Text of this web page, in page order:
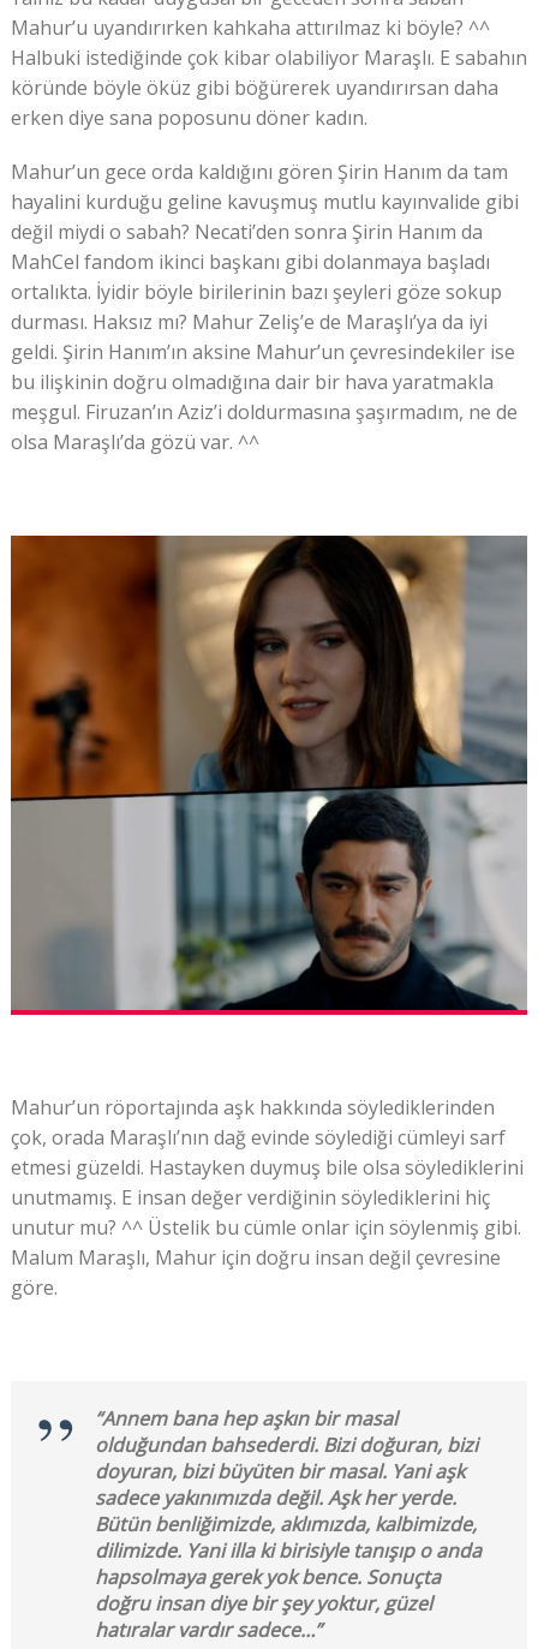
Mahur’u uyandırırken kahkaha attırılmaz ki böyle? ^^
Halbuki istediğinde çok kibar olabiliyor Maraşlı. E sabahın
köründe böyle öküz gibi böğürerek uyandırırsan daha
erken diye sana poposunu döner kadın.
Mahur’un gece orda kaldığını gören Şirin Hanım da tam
hayalini kurduğu geline kavuşmuş mutlu kayınvalide gibi
değil miydi o sabah? Necati’den sonra Şirin Hanım da
MahCel fandom ikinci başkanı gibi dolanmaya başladı
ortalıkta. İyidir böyle birilerinin bazı şeyleri göze sokup
durması. Haksız mı? Mahur Zeliş’e de Maraşlı’ya da iyi
geldi. Şirin Hanım’ın aksine Mahur’un çevresindekiler ise
bu ilişkinin doğru olmadığına dair bir hava yaratmakla
meşgul. Firuzan’ın Aziz’i doldurmasına şaşırmadım, ne de
olsa Maraşlı’da gözü var. ^^
Mahur’un röportajında aşk hakkında söylediklerinden
çok, orada Maraşlı’nın dağ evinde söylediği cümleyi sarf
etmesi güzeldi. Hastayken duymuş bile olsa söylediklerini
unutmamış. E insan değer verdiğinin söylediklerini hiç
unutur mu? ^^ Üstelik bu cümle onlar için söylenmiş gibi.
Malum Maraşlı, Mahur için doğru insan değil çevresine
göre.
“Annem bana hep aşkın bir masal
olduğundan bahsederdi. Bizi doğuran, bizi
doyuran, bizi büyüten bir masal. Yani aşk
sadece yakınımızda değil. Aşk her yerde.
Bütün benliğimizde, aklımızda, kalbimizde,
dilimizde. Yani illa ki birisiyle tanışıp o anda
hapsolmaya gerek yok bence. Sonuçta
doğru insan diye bir şey yoktur, güzel
hatıralar vardır sadece…”